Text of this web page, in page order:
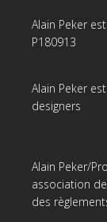
Alain Peker
P180913
Alain Peker
designers
Alain Peker/
association
des